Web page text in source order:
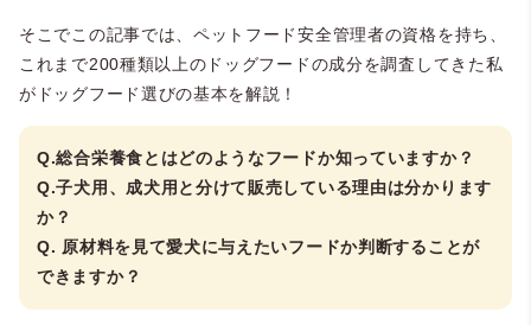
そこでこの記事では、ペットフード安全管理者の資格を持ち、
これまで200種類以上のドッグフードの成分を調査してきた私
がドッグフード選びの基本を解説！
Q.総合栄養食とはどのようなフードか知っていますか？
Q.子犬用、成犬用と分けて販売している理由は分かります
か？
Q. 原材料を見て愛犬に与えたいフードか判断することが
できますか？